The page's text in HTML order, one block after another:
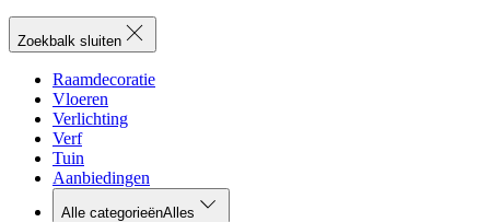
Zoekbalk sluiten
Raamdecoratie
Vloeren
Verlichting
Verf
Tuin
Aanbiedingen
Alle categorieënAlles